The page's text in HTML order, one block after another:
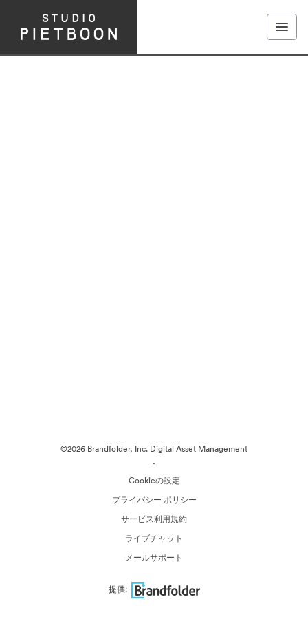
©2026 Brandfolder, Inc. Digital Asset Management
·
Cookieの設定
プライバシー ポリシー
サービス利用規約
ライブチャット
メールサポート
提供: